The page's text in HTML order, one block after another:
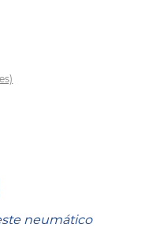
neumático